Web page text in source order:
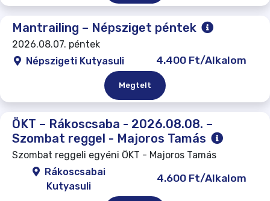
Mantrailing – Népsziget péntek
2026.08.07. péntek
Népszigeti Kutyasuli
4.400 Ft/Alkalom
Megtelt
ÖKT – Rákoscsaba - 2026.08.08. –
Szombat reggel - Majoros Tamás
Szombat reggeli egyéni ÖKT - Majoros Tamás
Rákoscsabai
Kutyasuli
4.600 Ft/Alkalom